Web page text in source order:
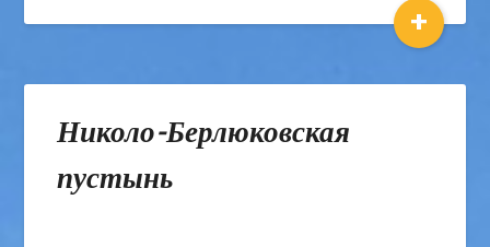
+
Николо-Берлюковская
пустынь